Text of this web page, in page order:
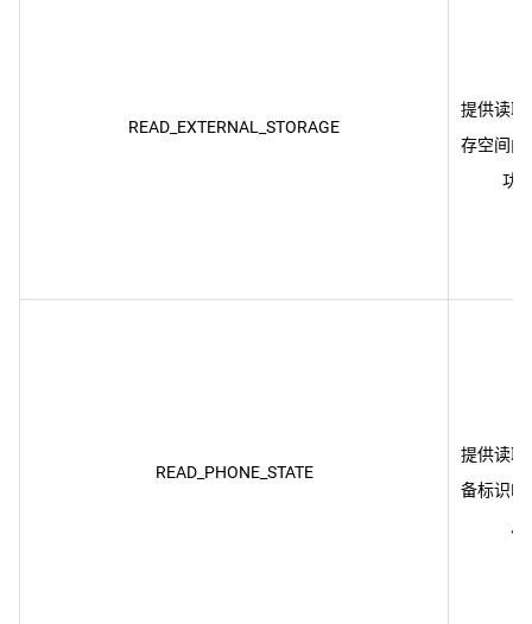
READ_EXTERNAL_STORAGE
提供读取
存空间内
READ_PHONE_STATE
提供读取
备标识